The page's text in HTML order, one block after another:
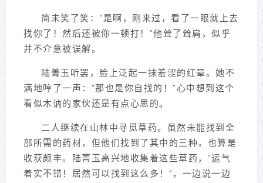
简未笑了笑：“是啊，刚来过，看了一眼就上去
找你了！然后还被你一顿打！”他耸了耸肩，似乎
并不介意被误解。
陆菁玉听罢，脸上泛起一抹羞涩的红晕。她不
满地哼了一声：“那也是你自找的！”心中想到这个
看似木讷的家伙还是有点心思的。
二人继续在山林中寻觅草药。虽然未能找到全
部所需的药材，但他们找到了其中的三种，也算是
收获颇丰。陆菁玉高兴地收集着这些草药，“运气
着实不错！居然可以找到这么多！”，一边说一边